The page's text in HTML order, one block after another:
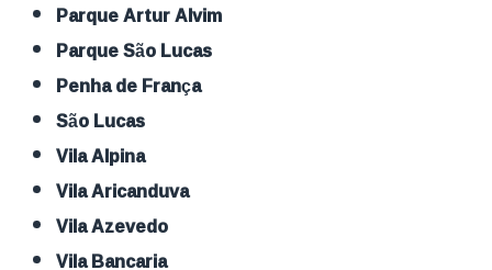
Parque Artur Alvim
Parque São Lucas
Penha de França
São Lucas
Vila Alpina
Vila Aricanduva
Vila Azevedo
Vila Bancaria